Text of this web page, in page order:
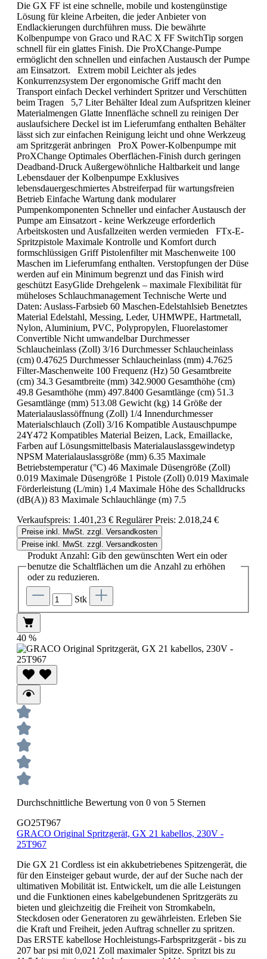
Die GX FF ist eine schnelle, mobile und kostengünstige
Lösung für kleine Arbeiten, die jeder Anbieter von
Endlackierungen durchführen muss. Die bewährte
Kolbenpumpe von Graco und RAC X FF SwitchTip sorgen
schnell für ein glattes Finish. Die ProXChange-Pumpe
ermöglicht den schnellen und einfachen Austausch der Pumpe
am Einsatzort. Extrem mobil Leichter als jedes
Konkurrenzsystem Der ergonomische Griff macht den
Transport einfach Deckel verhindert Spritzer und Verschütten
beim Tragen 5,7 Liter Behälter Ideal zum Aufspritzen kleiner
Materialmengen Glatte Innenfläche schnell zu reinigen Der
auslaufsichere Deckel ist im Lieferumfang enthalten Behälter
lässt sich zur einfachen Reinigung leicht und ohne Werkzeug
am Spritzgerät anbringen ProX Power-Kolbenpumpe mit
ProXChange Optimales Oberflächen-Finish durch geringen
Deadband-Druck Außergewöhnliche Haltbarkeit und lange
Lebensdauer der Kolbenpumpe Exklusives
lebensdauergeschmiertes Abstreiferpad für wartungsfreien
Betrieb Einfache Wartung dank modularer
Pumpenkomponenten Schneller und einfacher Austausch der
Pumpe am Einsatzort - keine Werkzeuge erforderlich
Arbeitskosten und Ausfallzeiten werden vermieden FTx-E-
Spritzpistole Maximale Kontrolle und Komfort durch
formschlüssigen Griff Pistolenfilter mit Maschenweite 100
Maschen im Lieferumfang enthalten. Verstopfungen der Düse
werden auf ein Minimum begrenzt und das Finish wird
geschützt EasyGlide Drehgelenk – maximale Flexibilität für
müheloses Schlauchmanagement Technische Werte und
Daten: Auslass-Farbsieb 60 Maschen-Edelstahlsieb Benetztes
Material Edelstahl, Messing, Leder, UHMWPE, Hartmetall,
Nylon, Aluminium, PVC, Polypropylen, Fluorelastomer
Convertible Nicht umwandelbar Durchmesser
Schlaucheinlass (Zoll) 3/16 Durchmesser Schlaucheinlass
(cm) 0.47625 Durchmesser Schlaucheinlass (mm) 4.7625
Filter-Maschenweite 100 Frequenz (Hz) 50 Gesamtbreite
(cm) 34.3 Gesamtbreite (mm) 342.9000 Gesamthöhe (cm)
49.8 Gesamthöhe (mm) 497.8400 Gesamtlänge (cm) 51.3
Gesamtlänge (mm) 513.08 Gewicht (kg) 14 Größe der
Materialauslassöffnung (Zoll) 1/4 Innendurchmesser
Materialschlauch (Zoll) 3/16 Kompatible Austauschpumpe
24Y472 Kompatibles Material Beizen, Lack, Emaillacke,
Farben auf Lösungsmittelbasis Materialauslassgewindetyp
NPSM Materialauslassgröße (mm) 6.35 Maximale
Betriebstemperatur (°C) 46 Maximale Düsengröße (Zoll)
0.019 Maximale Düsengröße 1 Pistole (Zoll) 0.019 Maximale
Förderleistung (L/min) 1,4 Maximale Höhe des Schalldrucks
(dB(A)) 83 Maximale Schlauchlänge (m) 7.5
Verkaufspreis: 1.401,23 € Regulärer Preis: 2.018,24 €
Preise inkl. MwSt. zzgl. Versandkosten
Preise inkl. MwSt. zzgl. Versandkosten
Produkt Anzahl: Gib den gewünschten Wert ein oder
benutze die Schaltflächen um die Anzahl zu erhöhen
oder zu reduzieren.
Stk
40 %
Durchschnittliche Bewertung von 0 von 5 Sternen
GO25T967
GRACO Original Spritzgerät, GX 21 kabellos, 230V -
25T967
Die GX 21 Cordless ist ein akkubetriebenes Spitzengerät, die
für den Einsteiger gebaut wurde, der auf der Suche nach der
ultimativen Mobilität ist. Entwickelt, um die alle Leistungen
und die Funktionen eines kabelgebundenen Spritzgeräts zu
bieten und gleichzeitig die Freiheit von Stromkabeln,
Steckdosen oder Generatoren zu gewährleisten. Erleben Sie
die Kraft und Freiheit, jeden Auftrag schneller zu spritzen.
Das ERSTE kabellose Hochleistungs-Farbspritzgerät - bis zu
207 bar psi mit 0,021 Zoll maximaler Spitze. Spritzt bis zu